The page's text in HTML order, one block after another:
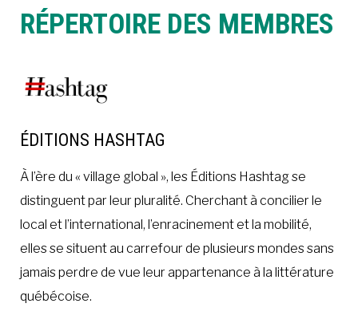
RÉPERTOIRE DES MEMBRES
ÉDITIONS HASHTAG
À l’ère du « village global », les Éditions Hashtag se
distinguent par leur pluralité. Cherchant à concilier le
local et l’international, l’enracinement et la mobilité,
elles se situent au carrefour de plusieurs mondes sans
jamais perdre de vue leur appartenance à la littérature
québécoise.